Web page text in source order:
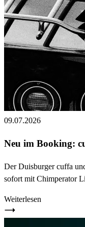
09.07.2026
Neu im Booking:
Der Duisburger cuffa
sofort mit Chimperator
Weiterlesen